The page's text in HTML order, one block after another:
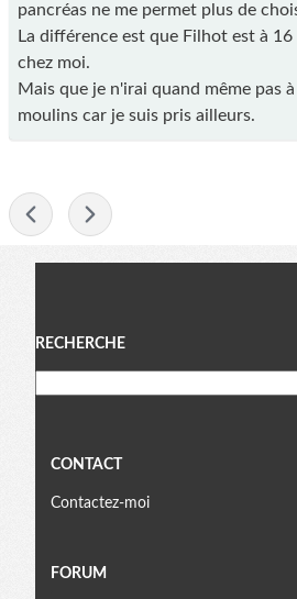
pancréas ne me permet plus de
La différence est que Filhot est à 16
chez moi.
Mais que je n'irai quand même pas
moulins car je suis pris ailleurs.
Menu
RECHERCHE
CONTACT
Contactez-moi
FORUM